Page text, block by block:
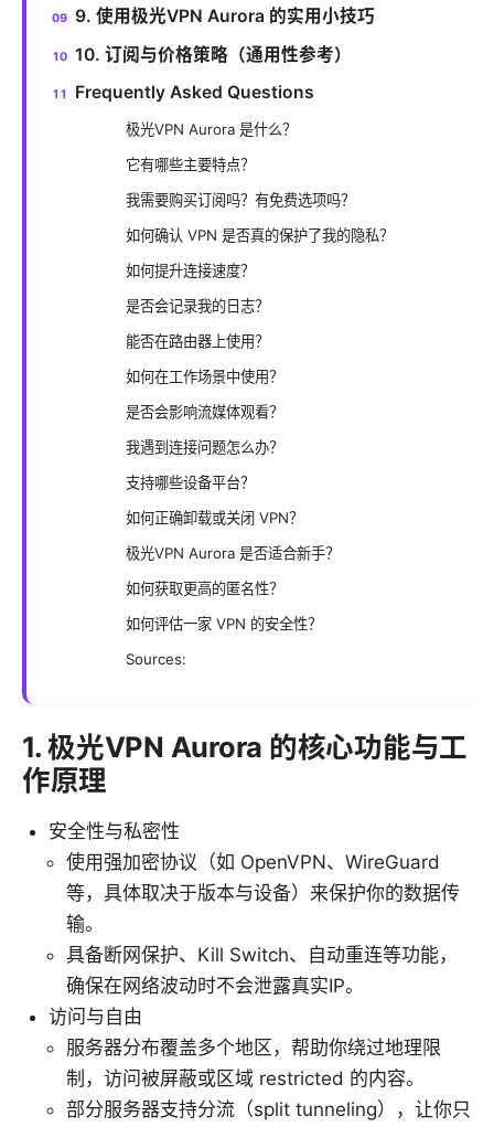
9. 使用极光VPN Aurora 的实用小技巧
10. 订阅与价格策略（通用性参考）
Frequently Asked Questions
极光VPN Aurora 是什么？
它有哪些主要特点？
我需要购买订阅吗？有免费选项吗？
如何确认 VPN 是否真的保护了我的隐私？
如何提升连接速度？
是否会记录我的日志？
能否在路由器上使用？
如何在工作场景中使用？
是否会影响流媒体观看？
我遇到连接问题怎么办？
支持哪些设备平台？
如何正确卸载或关闭 VPN？
极光VPN Aurora 是否适合新手？
如何获取更高的匿名性？
如何评估一家 VPN 的安全性？
Sources:
1. 极光VPN Aurora 的核心功能与工
作原理
安全性与私密性
使用强加密协议（如 OpenVPN、WireGuard
等，具体取决于版本与设备）来保护你的数据传
输。
具备断网保护、Kill Switch、自动重连等功能，
确保在网络波动时不会泄露真实IP。
访问与自由
服务器分布覆盖多个地区，帮助你绕过地理限
制，访问被屏蔽或区域 restricted 的内容。
部分服务器支持分流（split tunneling），让你只